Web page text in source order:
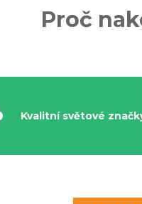
Proč
Kvalitní světové